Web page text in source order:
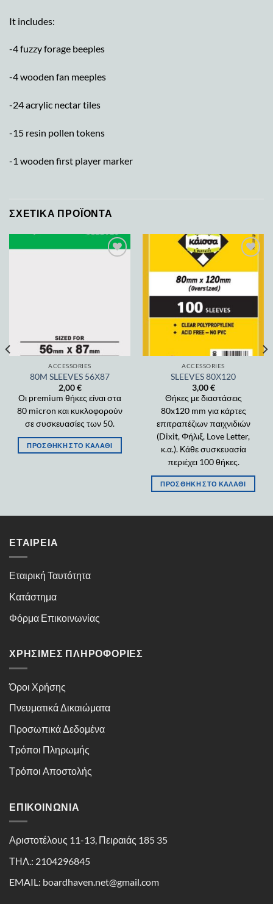
It includes:
-4 fuzzy forage beeples
-4 wooden fan meeples
-24 acrylic nectar tiles
-15 resin pollen tokens
-1 wooden first player marker
ΣΧΕΤΙΚΆ ΠΡΟΪΌΝΤΑ
ACCESSORIES
80M SLEEVES 56Χ87
2,00€
Οι premium θήκες είναι στα
80 micron και κυκλοφορούν
σε συσκευασίες των 50.
ΠΡΟΣΘΉΚΗ ΣΤΟ ΚΑΛΆΘΙ
wishlist
ACCESSORIES
SLEEVES 80Χ120
3,00€
Θήκες με διαστάσεις
80x120 mm για κάρτες
επιτραπέζιων παιχνιδιών
(Dixit, Φήλιξ, Love Letter,
κ.α.). Κάθε συσκευασία
περιέχει 100 θήκες.
ΠΡΟΣΘΉΚΗ ΣΤΟ ΚΑΛΆΘΙ
ΕΤΑΙΡΕΊΑ
Εταιρική Ταυτότητα
Κατάστημα
Φόρμα Επικοινωνίας
ΧΡΉΣΙΜΕΣ ΠΛΗΡΟΦΟΡΊΕΣ
Όροι Χρήσης
Πνευματικά Δικαιώματα
Προσωπικά Δεδομένα
Τρόποι Πληρωμής
Τρόποι Αποστολής
ΕΠΙΚΟΙΝΩΝΊΑ
Αριστοτέλους 11-13, Πειραιάς 185 35
ΤΗΛ.: 2104296845
EMAIL: boardhaven.net@gmail.com